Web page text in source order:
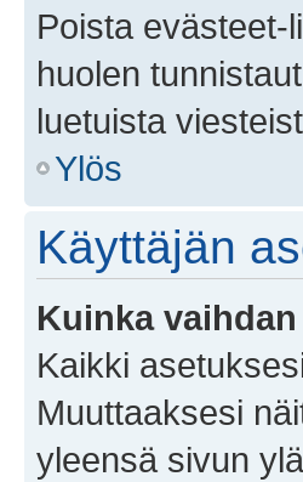
Poista evästeet-
huolen
luetuista
Ylös
Käyttäjän
Kuinka
Kaikki
Muuttaaksesi
yleensä sivun